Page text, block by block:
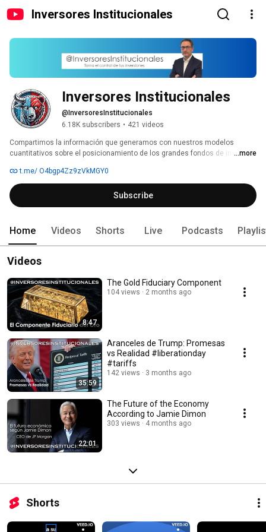
Inversores Institucionales
Inversores Institucionales
@InversoresInstitucionales
6.18K subscribers • 421 videos
Compartimos la información que generamos con nuestros modelos
cuantitativos sobre el posicionamiento de los grandes fondos de inversión
activos financieros.
...more
t.me/ O4bgp4Zz9zVkMGY0
Subscribe
Home Videos Shorts Live Podcasts
Videos
8:47
The Gold Fiduciary Component
104 views 2 months ago
35:59
Aranceles de Trump: Promesas
vs Realidad #liberationday
#tariffs
142 views 3 months ago
22:01
The Future of the Economy
According to Jamie Dimon
303 views 4 months ago
Shorts